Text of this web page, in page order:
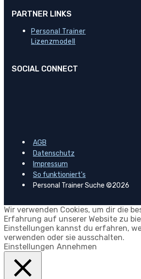
PARTNER LINKS
Personal Trainer
Lizenzmodell
SOCIAL CONNECT
AGB
Datenschutz
Impressum
So funktioniert's
Personal Trainer Suche ©2026
Wir verwenden Cookies, um dir die
Erfahrung auf unserer Website zu
Einstellungen kannst du erfahren,
verwenden oder sie ausschalten.
Einstellungen Annehmen